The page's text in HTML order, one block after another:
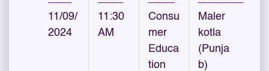
11/09/
2024
11:30
AM
Consu
mer
Educa
tion
Maler
kotla
(Punja
b)